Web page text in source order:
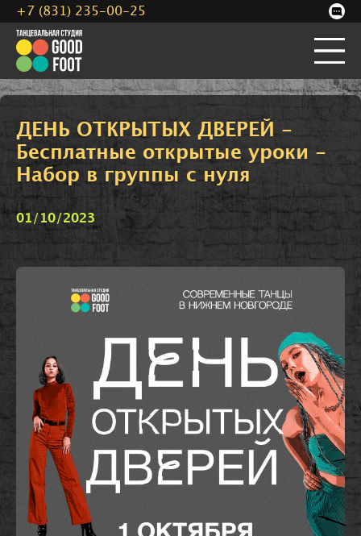
ДЕНЬ ОТКРЫТЫХ ДВЕРЕЙ -
Бесплатные открытые уроки -
Набор в группы с нуля
01/10/2023
+7 (831) 235-00-25